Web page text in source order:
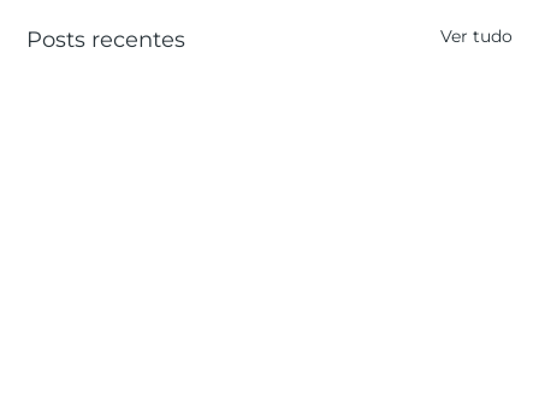
Posts recentes Ver tudo